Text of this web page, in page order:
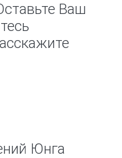
Ваш
Юнга